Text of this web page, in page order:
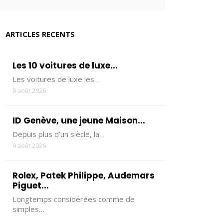
ARTICLES RECENTS
Les 10 voitures de luxe...
Les voitures de luxe les…
9 août 2026
ID Genève, une jeune Maison...
Depuis plus d’un siècle, la…
9 août 2026
Rolex, Patek Philippe, Audemars
Piguet...
Longtemps considérées comme de
simples…